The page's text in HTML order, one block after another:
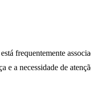
frequentemente
e a necessidade de